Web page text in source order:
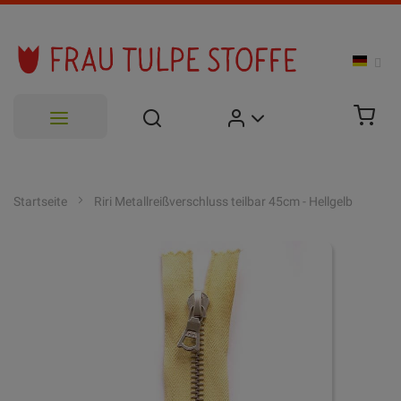
Startseite Riri Metallreißverschluss teilbar 45cm - Hellgelb